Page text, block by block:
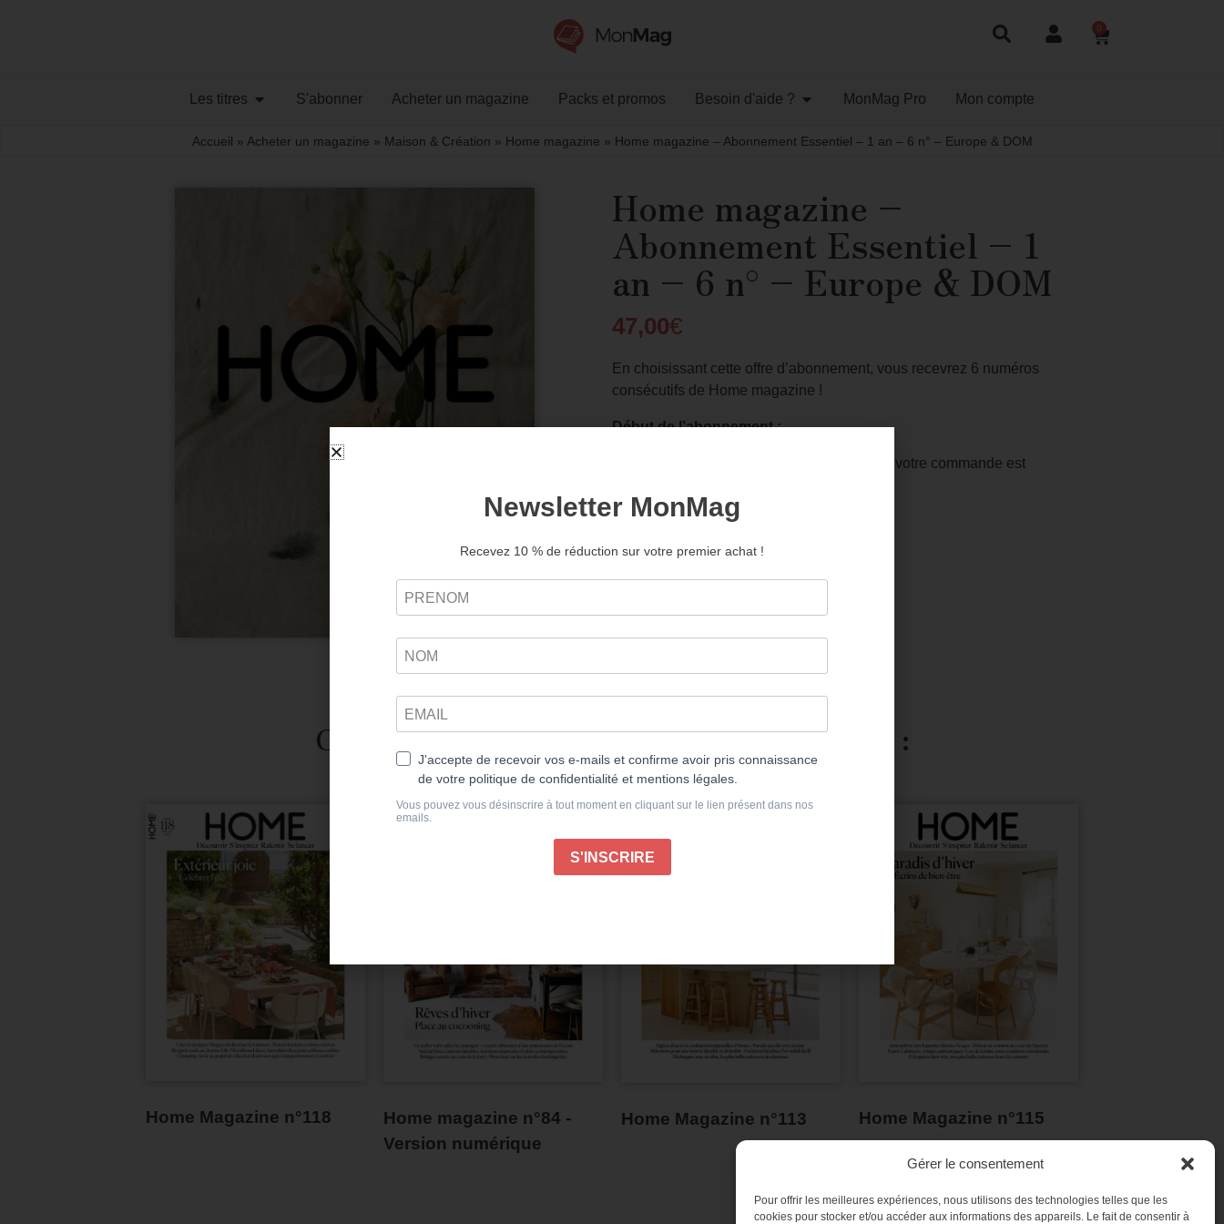
Gérer le consentement
Pour offrir les meilleures expériences, nous utilisons des technologies telles que les
cookies pour stocker et/ou accéder aux informations des appareils. Le fait de consentir à
0
Les titres S'abonner Acheter un magazine Packs et promos Besoin d'aide ? MonMag Pro Mon compte
Accueil » Acheter un magazine » Maison & Création » Home magazine » Home magazine – Abonnement Essentiel – 1 an – 6 n° – Europe & DOM
Home magazine –
Abonnement Essentiel – 1
an – 6 n° – Europe & DOM
47,00€
En choisissant cette offre d’abonnement, vous recevrez 6 numéros
consécutifs de Home magazine !
Début de l’abonnement :
Home n°125, parution le 24 octobre 2026 si votre commande est
Ajouter au panier
Ces titres pourraient aussi vous intéresser :
Home Magazine n°118
Home magazine n°84 -
Version numérique
Home Magazine n°113 Home Magazine n°115